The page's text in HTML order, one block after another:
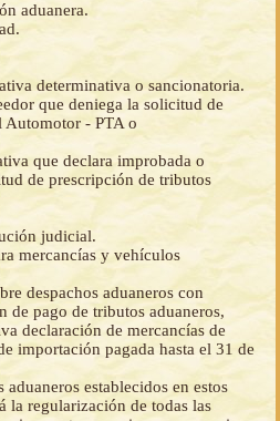
aduanera.
determinativa o sancionatoria.
que deniega la solicitud de
Automotor - PTA o
que declara improbada o
de prescripción de tributos
judicial.
mercancías y vehículos
despachos aduaneros con
de pago de tributos aduaneros,
declaración de mercancías de
importación pagada hasta el 31 de
establecidos en estos
la regularización de todas las